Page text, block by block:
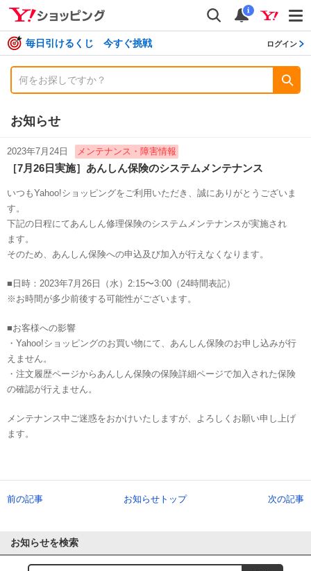
検索
通知
i
毎日引けるくじ 今すぐ挑戦 ログイン
お知らせ
2023年7月24日 メンテナンス・障害情報
［7月26日実施］あんしん保険のシステムメンテナンス
いつもYahoo!ショッピングをご利用いただき、誠にありがとうございま
す。
下記の日程にてあんしん修理保険のシステムメンテナンスが実施され
ます。
そのため、あんしん保険への申込及び加入が行えなくなります。
■日時：2023年7月26日（水）2:15〜3:00（24時間表記）
※お時間が多少前後する可能性がございます。
■お客様への影響
・Yahoo!ショッピングのお買い物にて、あんしん保険のお申し込みが行
えません。
・注文履歴ページからあんしん保険の保険詳細ページで加入された保険
の確認が行えません。
メンテナンス中ご迷惑をおかけいたしますが、よろしくお願い申し上げ
ます。
前の記事 お知らせトップ 次の記事
お知らせを検索